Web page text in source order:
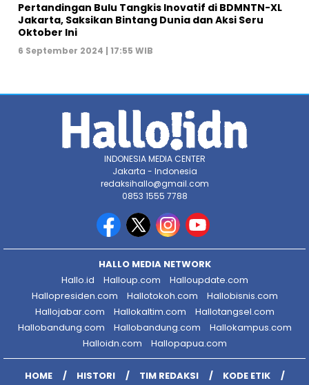
Pertandingan Bulu Tangkis Inovatif di BDMNTN-XL
Jakarta, Saksikan Bintang Dunia dan Aksi Seru
Oktober Ini
6 September 2024 | 17:55 WIB
INDONESIA MEDIA CENTER
Jakarta - Indonesia
redaksihallo@gmail.com
0853 1555 7788
HALLO MEDIA NETWORK
Hallo.id
Halloup.com
Halloupdate.com
Hallopresiden.com
Hallotokoh.com
Hallobisnis.com
Hallojabar.com
Hallokaltim.com
Hallotangsel.com
Hallobandung.com
Hallobandung.com
Hallokampus.com
Halloidn.com
Hallopapua.com
HOME HISTORI TIM REDAKSI
KODE ETIK